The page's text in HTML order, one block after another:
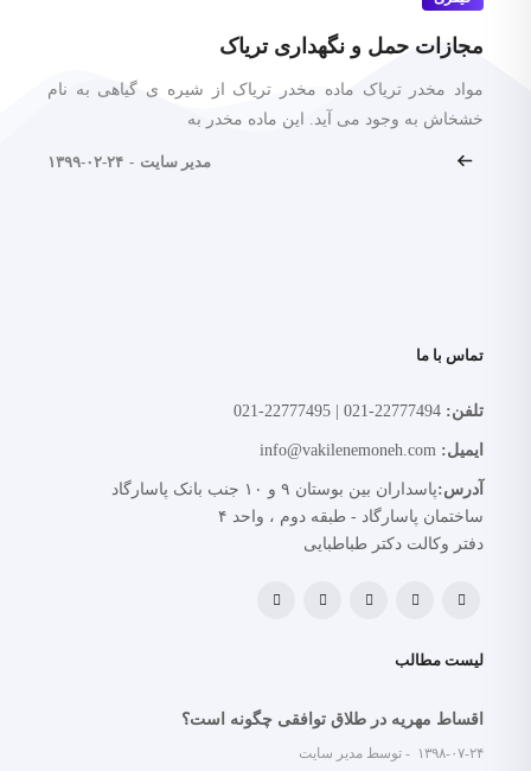
۱۲ جرایم مرتبط با مواد مخدر
جرم مواد مخدر حمل و نگهداری مواد مخدر یکی از جرایم
مربوط به مواد مخدر است که در قانون مجازات شدیدی
مدیر سایت - ۱۳۹۹-۰۲-۰۱
تماس با ما
تلفن:
ایمیل:
آدرس:پاسداران بین بوستان ۹ و ۱۰ جنب بانک پاسارگاد
ساختمان پاسارگاد - طبقه دوم ، واحد ۴
دفتر وکالت دکتر طباطبایی
لیست مطالب
اقساط مهریه در طلاق توافقی چگونه است؟
۱۳۹۸-۰۷-۲۴ توسط مدیر سایت